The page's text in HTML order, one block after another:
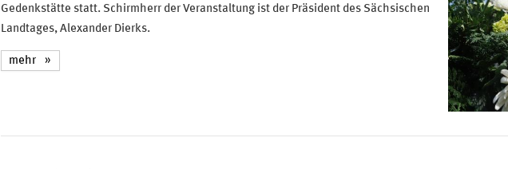
Gedenkstätte statt. Schirmherr der Veranstaltung ist der Präsident des Sächsischen
Landtages, Alexander Dierks.
mehr